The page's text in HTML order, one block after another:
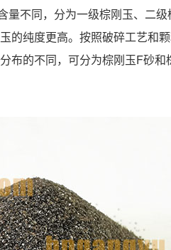
不同，分为一级棕刚玉、二
的纯度更高。按照破碎工艺和
布的不同，可分为棕刚玉F砂